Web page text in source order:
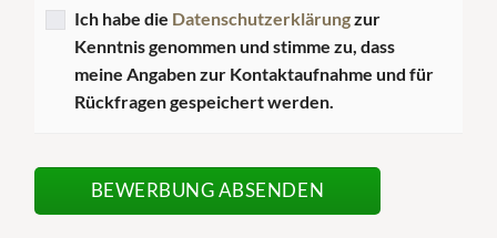
Ich habe die Datenschutzerklärungzur
Kenntnis genommen und stimme zu, dass
meine Angaben zur Kontaktaufnahme und für
Rückfragen gespeichert werden.